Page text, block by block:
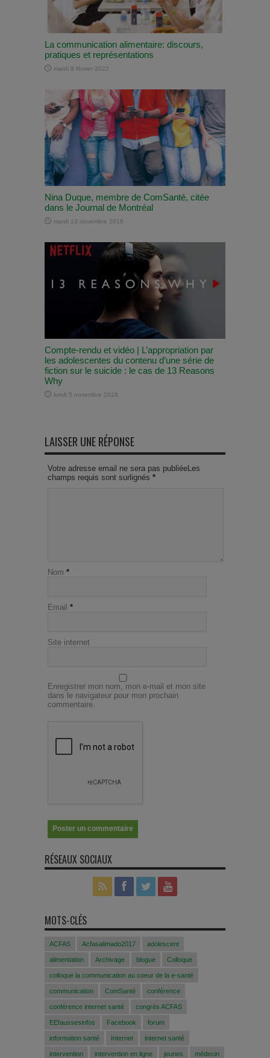
La communication alimentaire: discours,
pratiques et représentations
mardi 8 février 2022
Nina Duque, membre de ComSanté, citée
dans le Journal de Montréal
mardi 13 novembre 2018
Compte-rendu et vidéo | L’appropriation par
les adolescentes du contenu d’une série de
fiction sur le suicide : le cas de 13 Reasons
Why
lundi 5 novembre 2018
LAISSER UNE RÉPONSE
Votre adresse email ne sera pas publiéeLes
champs requis sont surlignés *
Nom *
Email *
Site internet
Enregistrer mon nom, mon e-mail et mon site
dans le navigateur pour mon prochain
commentaire.
RÉSEAUX SOCIAUX
MOTS-CLÉS
ACFAS Acfasalimado2017 adolescent
alimentation Archivage blogue Colloque
colloque la communication au coeur de la e-santé
communication ComSanté conférence
conférence internet santé congrès ACFAS
EEfaussesinfos Facebook forum
information santé Internet internet santé
intervention intervention en ligne jeunes médecin